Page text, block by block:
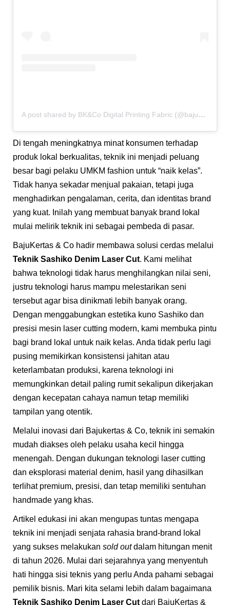
A post shared by BK&Co Digital Printing Fabric (@bajukertas.co)
Di tengah meningkatnya minat konsumen terhadap
produk lokal berkualitas, teknik ini menjadi peluang
besar bagi pelaku UMKM fashion untuk “naik kelas”.
Tidak hanya sekadar menjual pakaian, tetapi juga
menghadirkan pengalaman, cerita, dan identitas brand
yang kuat. Inilah yang membuat banyak brand lokal
mulai melirik teknik ini sebagai pembeda di pasar.
BajuKertas & Co hadir membawa solusi cerdas melalui
Teknik Sashiko Denim Laser Cut. Kami melihat
bahwa teknologi tidak harus menghilangkan nilai seni,
justru teknologi harus mampu melestarikan seni
tersebut agar bisa dinikmati lebih banyak orang.
Dengan menggabungkan estetika kuno Sashiko dan
presisi mesin laser cutting modern, kami membuka pintu
bagi brand lokal untuk naik kelas. Anda tidak perlu lagi
pusing memikirkan konsistensi jahitan atau
keterlambatan produksi, karena teknologi ini
memungkinkan detail paling rumit sekalipun dikerjakan
dengan kecepatan cahaya namun tetap memiliki
tampilan yang otentik.
Melalui inovasi dari Bajukertas & Co, teknik ini semakin
mudah diakses oleh pelaku usaha kecil hingga
menengah. Dengan dukungan teknologi laser cutting
dan eksplorasi material denim, hasil yang dihasilkan
terlihat premium, presisi, dan tetap memiliki sentuhan
handmade yang khas.
Artikel edukasi ini akan mengupas tuntas mengapa
teknik ini menjadi senjata rahasia brand-brand lokal
yang sukses melakukan sold outdalam hitungan menit
di tahun 2026. Mulai dari sejarahnya yang menyentuh
hati hingga sisi teknis yang perlu Anda pahami sebagai
pemilik bisnis. Mari kita selami lebih dalam bagaimana
Teknik Sashiko Denim Laser Cut dari BajuKertas &